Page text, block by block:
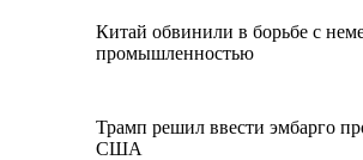
Китай обвинили в борьбе с
промышленностью
Трамп решил ввести эмбарго
США